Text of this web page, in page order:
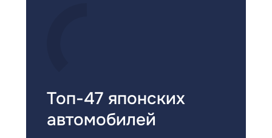
Топ-47 японских
автомобилей